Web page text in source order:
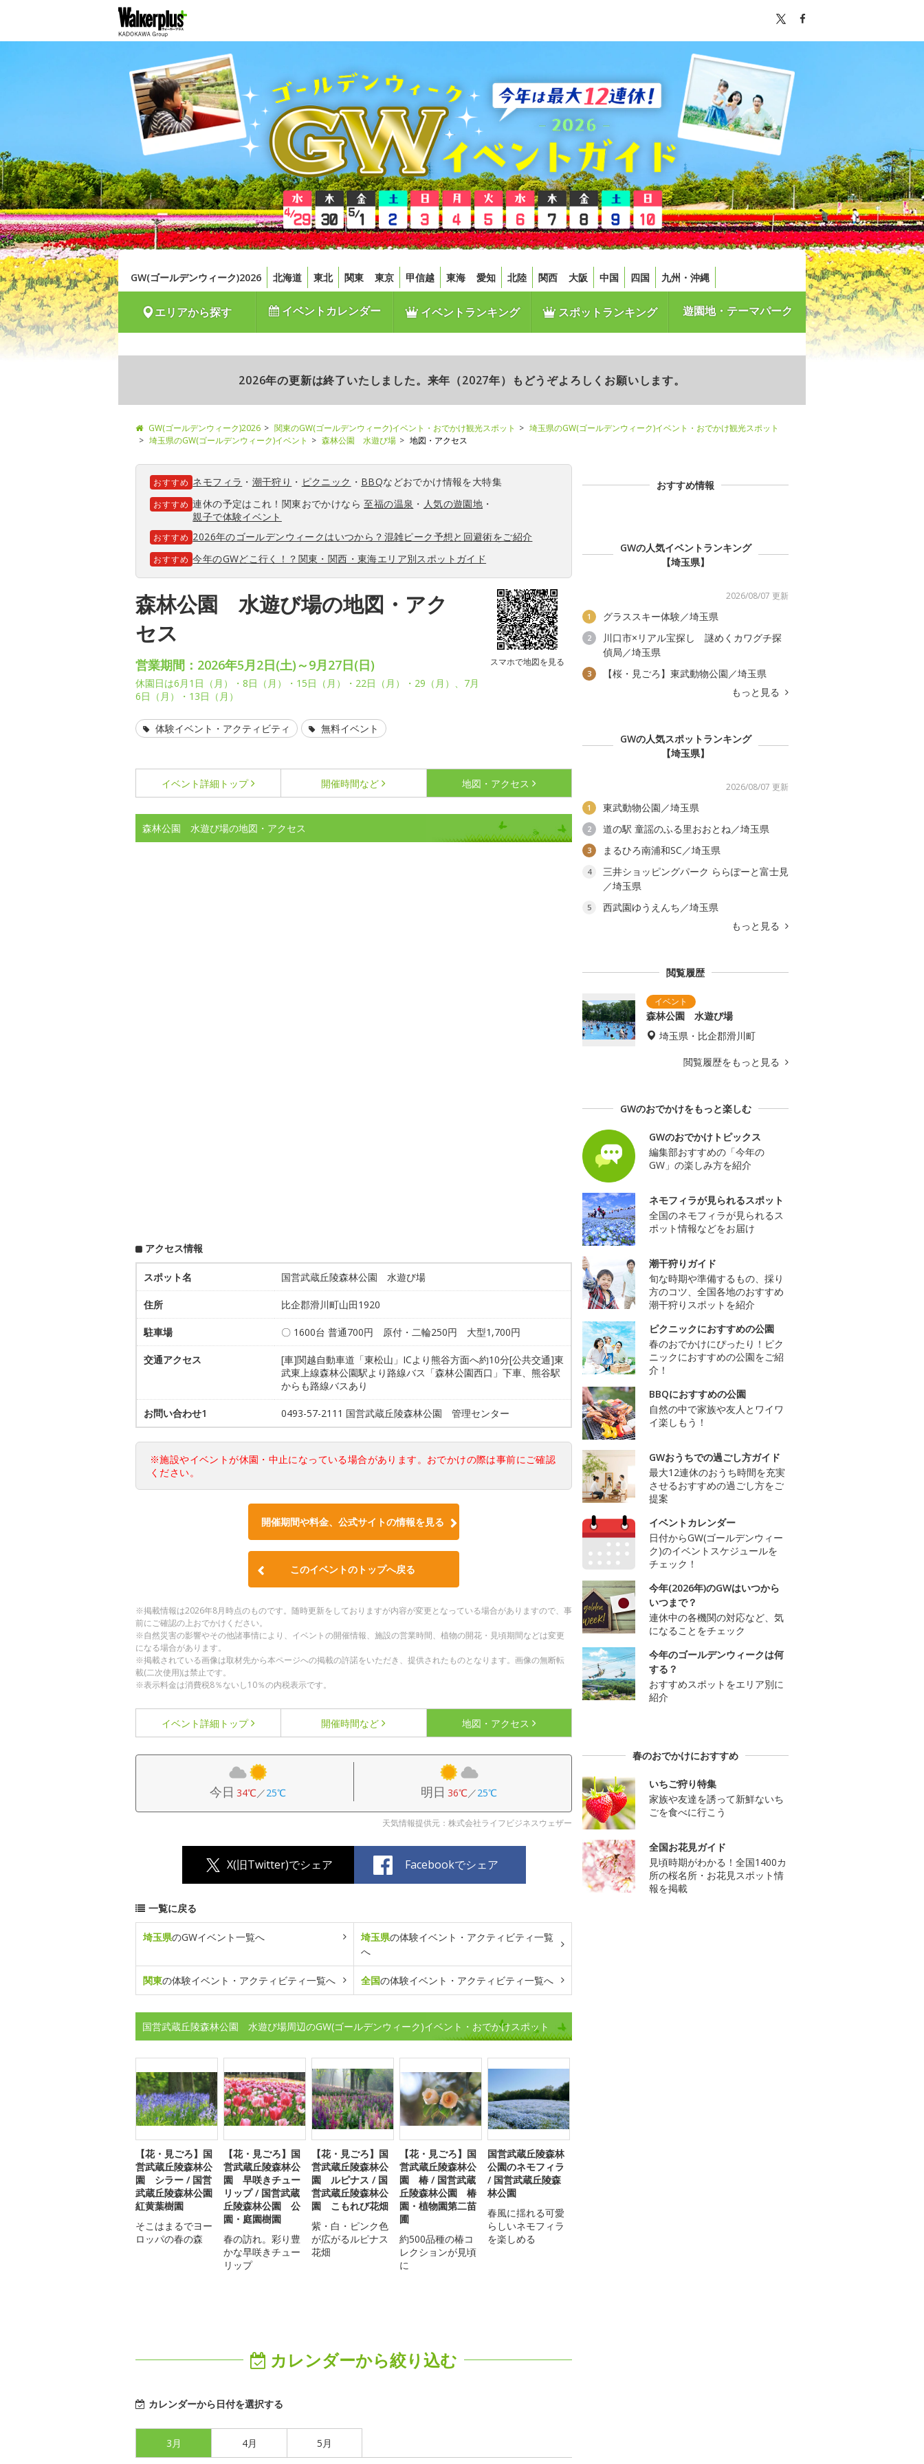
GW(ゴールデンウィーク)2026 北海道 東北 関東 東京 甲信越 東海 愛知 北陸 関西 大阪 中国 四国 九州・沖縄
エリアから探す イベントカレンダー イベントランキング スポットランキング 遊園地・テーマパーク
2026年の更新は終了いたしました。来年（2027年）もどうぞよろしくお願いします。
GW(ゴールデンウィーク)2026 関東のGW(ゴールデンウィーク)イベント・おでかけ観光スポット
埼玉県のGW(ゴールデンウィーク)イベント・おでかけ観光スポット
埼玉県のGW(ゴールデンウィーク)イベント
森林公園 水遊び場 地図・アクセス
おすすめ ネモフィラ ・ 潮干狩り ・ ピクニック ・ BBQなどおでかけ情報を大特集
おすすめ 連休の予定はこれ！関東おでかけなら至福の温泉 ・ 人気の遊園地 ・
親子で体験イベント
おすすめ 2026年のゴールデンウィークはいつから？混雑ピーク予想と回避術をご紹介
おすすめ 今年のGWどこ行く！？関東・関西・東海エリア別スポットガイド
森林公園 水遊び場の地図・アク
セス
スマホで地図を見る
営業期間：2026年5月2日(土)～9月27日(日)
休園日は6月1日（月）・8日（月）・15日（月）・22日（月）・29（月）、7月
6日（月）・13日（月）
体験イベント・アクティビティ 無料イベント
イベント詳細 トップ 開催時間など 地図・アクセス
森林公園 水遊び場の地図・アクセス
アクセス情報
スポット名 国営武蔵丘陵森林公園 水遊び場
住所 比企郡滑川町山田1920
駐車場 〇 1600台 普通700円 原付・二輪250円 大型1,700円
交通アクセス
[車]関越自動車道「東松山」ICより熊谷方面へ約10分[公共交通]東
武東上線森林公園駅より路線バス「森林公園西口」下車、熊谷駅
からも路線バスあり
お問い合わせ1 0493-57-2111 国営武蔵丘陵森林公園 管理センター
※施設やイベントが休園・中止になっている場合があります。おでかけの際は事前にご確認
ください。
開催期間や料金、公式サイトの情報を見る
このイベントのトップへ戻る
※掲載情報は2026年8月時点のものです。随時更新をしておりますが内容が変更となっている場合がありますので、事
前にご確認の上おでかけください。
※自然災害の影響やその他諸事情により、イベントの開催情報、施設の営業時間、植物の開花・見頃期間などは変更
になる場合があります。
※掲載されている画像は取材先から本ページへの掲載の許諾をいただき、提供されたものとなります。画像の無断転
載(二次使用)は禁止です。
※表示料金は消費税8％ないし10％の内税表示です。
イベント詳細 トップ 開催時間など 地図・アクセス
今日 34℃／25℃ 明日 36℃／25℃
天気情報提供元：株式会社ライフビジネスウェザー
X(旧Twitter)でシェア Facebookでシェア
一覧に戻る
埼玉県のGWイベント一覧へ 埼玉県の体験イベント・アクティビティ一覧
へ
関東の体験イベント・アクティビティ一覧へ 全国の体験イベント・アクティビティ一覧へ
国営武蔵丘陵森林公園 水遊び場周辺のGW(ゴールデンウィーク)イベント・おでかけスポット
【花・見ごろ】国
営武蔵丘陵森林公
園 シラー / 国営
武蔵丘陵森林公園
紅黄葉樹園
そこはまるでヨー
ロッパの春の森
【花・見ごろ】国
営武蔵丘陵森林公
園 早咲きチュー
リップ / 国営武蔵
丘陵森林公園 公
園・庭園樹園
春の訪れ。彩り豊
かな早咲きチュー
リップ
【花・見ごろ】国
営武蔵丘陵森林公
園 ルピナス / 国
営武蔵丘陵森林公
園 こもれび花畑
紫・白・ピンク色
が広がるルピナス
花畑
【花・見ごろ】国
営武蔵丘陵森林公
園 椿 / 国営武蔵
丘陵森林公園 椿
園・植物園第二苗
圃
約500品種の椿コ
レクションが見頃
に
国営武蔵丘陵森林
公園のネモフィラ
/ 国営武蔵丘陵森
林公園
春風に揺れる可愛
らしいネモフィラ
を楽しめる
カレンダーから絞り込む
カレンダーから日付を選択する
3月 4月 5月
おすすめ情報
GWの人気イベントランキング
【埼玉県】
2026/08/07 更新
1 グラススキー体験／埼玉県
2
川口市×リアル宝探し 謎めくカワグチ探
偵局／埼玉県
3
【桜・見ごろ】東武動物公園／埼玉県
もっと見る
GWの人気スポットランキング
【埼玉県】
2026/08/07 更新
1 東武動物公園／埼玉県
2 道の駅 童謡のふる里おおとね／埼玉県
3 まるひろ南浦和SC／埼玉県
4
三井ショッピングパーク ららぽーと富士見
／埼玉県
5
西武園ゆうえんち／埼玉県
もっと見る
閲覧履歴
森林公園 水遊び場
埼玉県・比企郡滑川町
閲覧履歴をもっと見る
GWのおでかけをもっと楽しむ
GWのおでかけトピックス
編集部おすすめの「今年の
GW」の楽しみ方を紹介
ネモフィラが見られるスポット
全国のネモフィラが見られるス
ポット情報などをお届け
潮干狩りガイド
旬な時期や準備するもの、採り
方のコツ、全国各地のおすすめ
潮干狩りスポットを紹介
ピクニックにおすすめの公園
春のおでかけにぴったり！ピク
ニックにおすすめの公園をご紹
介！
BBQにおすすめの公園
自然の中で家族や友人とワイワ
イ楽しもう！
GWおうちでの過ごし方ガイド
最大12連休のおうち時間を充実
させるおすすめの過ごし方をご
提案
イベントカレンダー
日付からGW(ゴールデンウィー
ク)のイベントスケジュールを
チェック！
今年(2026年)のGWはいつから
いつまで？
連休中の各機関の対応など、気
になることをチェック
今年のゴールデンウィークは何
する？
おすすめスポットをエリア別に
紹介
春のおでかけにおすすめ
いちご狩り特集
家族や友達を誘って新鮮ないち
ごを食べに行こう
全国お花見ガイド
見頃時期がわかる！全国1400カ
所の桜名所・お花見スポット情
報を掲載